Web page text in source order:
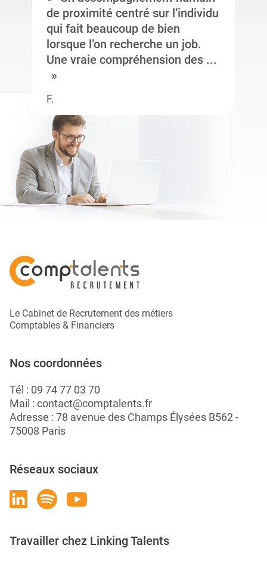
de proximité centré sur l’individu
qui fait beaucoup de bien
lorsque l’on recherche un job.
Une vraie compréhension des ...
F.
Le Cabinet de Recrutement des métiers
Comptables & Financiers
Nos coordonnées
Tél : 09 74 77 03 70
Mail : contact@comptalents.fr
Adresse : 78 avenue des Champs Élysées B562 -
75008 Paris
Réseaux sociaux
Travailler chez Linking Talents